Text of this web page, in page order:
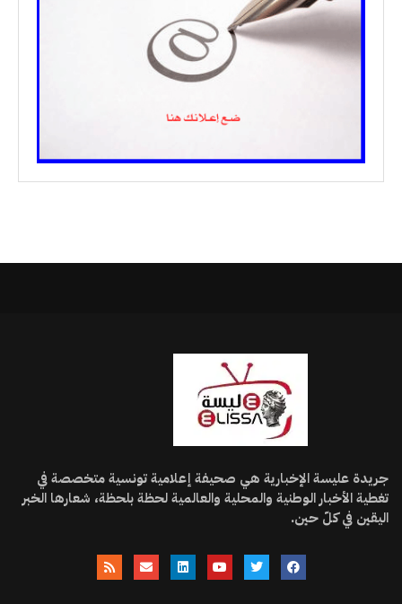
جريدة عليسة الإخبارية هي صحيفة إعلامية تونسية متخصصة في
تغطية الأخبار الوطنية والمحلية والعالمية لحظة بلحظة، شعارها الخبر
اليقين في كلّ حين.